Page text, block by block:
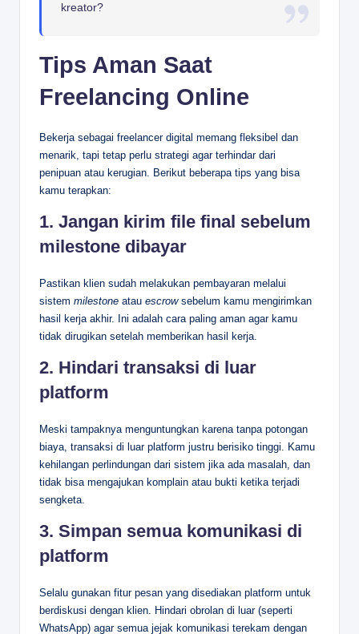
kreator?
Tips Aman Saat
Freelancing Online
Bekerja sebagai freelancer digital memang fleksibel dan
menarik, tapi tetap perlu strategi agar terhindar dari
penipuan atau kerugian. Berikut beberapa tips yang bisa
kamu terapkan:
1. Jangan kirim file final sebelum
milestone dibayar
Pastikan klien sudah melakukan pembayaran melalui
sistem milestone atau escrowsebelum kamu mengirimkan
hasil kerja akhir. Ini adalah cara paling aman agar kamu
tidak dirugikan setelah memberikan hasil kerja.
2. Hindari transaksi di luar
platform
Meski tampaknya menguntungkan karena tanpa potongan
biaya, transaksi di luar platform justru berisiko tinggi. Kamu
kehilangan perlindungan dari sistem jika ada masalah, dan
tidak bisa mengajukan komplain atau bukti ketika terjadi
sengketa.
3. Simpan semua komunikasi di
platform
Selalu gunakan fitur pesan yang disediakan platform untuk
berdiskusi dengan klien. Hindari obrolan di luar (seperti
WhatsApp) agar semua jejak komunikasi terekam dengan